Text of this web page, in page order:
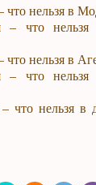
что нельзя в
– что
что нельзя в
– что
– что нельзя